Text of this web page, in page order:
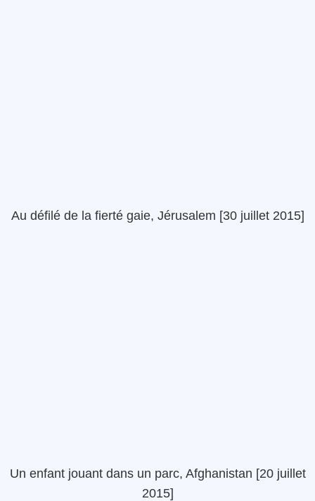
Au défilé de la fierté gaie, Jérusalem [30 juillet 2015]
Un enfant jouant dans un parc, Afghanistan [20 juillet
2015]